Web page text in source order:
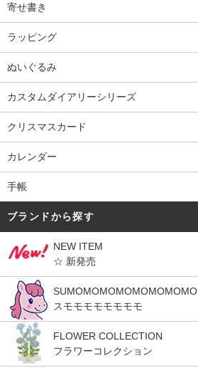
寄せ書き
ラッピング
ぬいぐるみ
カスタムダイアリーシリーズ
クリスマスカード
カレンダー
手帳
ブランドから探す
NEW ITEM
☆ 新発売
SUMOMOMOMOMOMOMOMO
スモモモモモモモモ
FLOWER COLLECTION
フラワーコレクション